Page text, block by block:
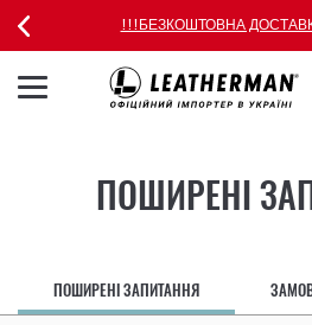
!!!БЕЗКОШТОВНА
ПОШИРЕНІ
ПОШИРЕНІ ЗАПИТАННЯ